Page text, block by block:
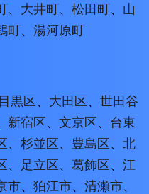
、 大井町、 松田町、 山
町、 湯河原町
目黒区、 大田区、 世田谷
新宿区、 文京区、 台東
、 杉並区、 豊島区、 北
、 足立区、 葛飾区、 江
市、 狛江市、 清瀬市、